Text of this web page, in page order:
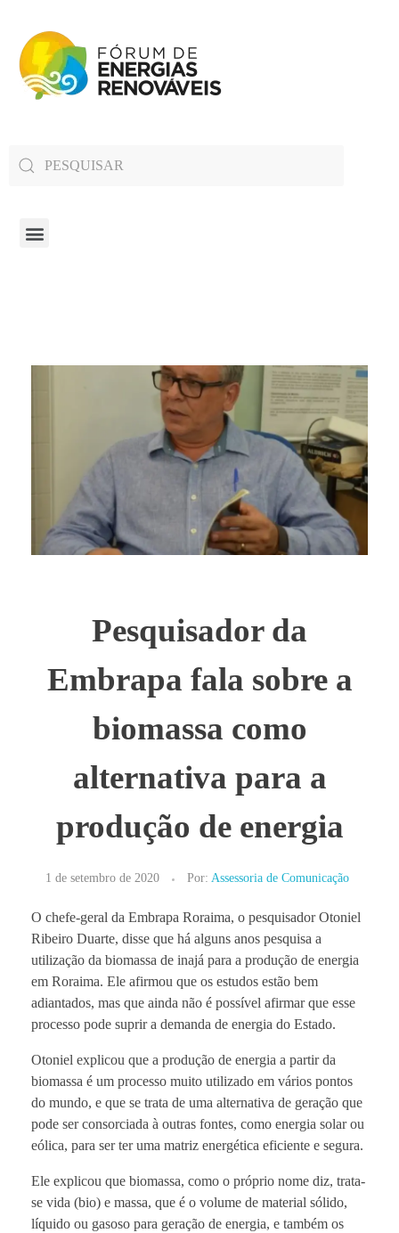
Pesquisador da
Embrapa fala sobre a
biomassa como
alternativa para a
produção de energia
1 de setembro de 2020 Por: Assessoria de Comunicação
O chefe-geral da Embrapa Roraima, o pesquisador Otoniel
Ribeiro Duarte, disse que há alguns anos pesquisa a
utilização da biomassa de inajá para a produção de energia
em Roraima. Ele afirmou que os estudos estão bem
adiantados, mas que ainda não é possível afirmar que esse
processo pode suprir a demanda de energia do Estado.
Otoniel explicou que a produção de energia a partir da
biomassa é um processo muito utilizado em vários pontos
do mundo, e que se trata de uma alternativa de geração que
pode ser consorciada à outras fontes, como energia solar ou
eólica, para ser ter uma matriz energética eficiente e segura.
Ele explicou que biomassa, como o próprio nome diz, trata-
se vida (bio) e massa, que é o volume de material sólido,
líquido ou gasoso para geração de energia, e também os